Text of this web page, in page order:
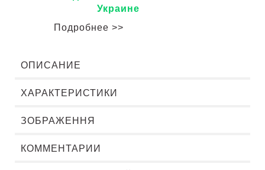
Украине
Подробнее >>
ОПИСАНИЕ
ХАРАКТЕРИСТИКИ
ЗОБРАЖЕННЯ
КОММЕНТАРИИ